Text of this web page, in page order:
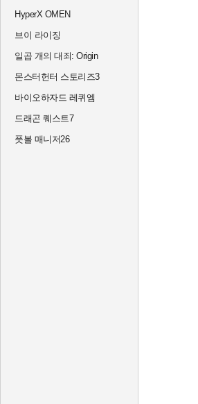
HyperX OMEN
브이 라이징
일곱 개의 대죄: Origin
몬스터헌터 스토리즈3
바이오하자드 레퀴엠
드래곤 퀘스트7
풋볼 매니저26